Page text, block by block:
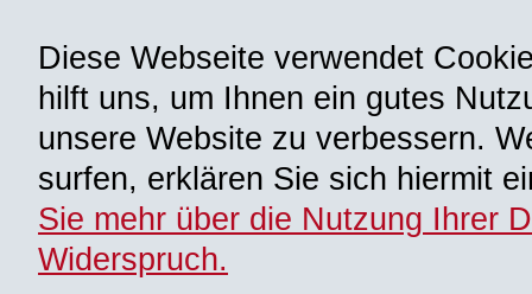
Diese Webseite verwendet
hilft uns, um Ihnen ein gutes
unsere Website zu verbessern.
surfen, erklären Sie sich hiermit
Sie mehr über die Nutzung Ihrer
Widerspruch.